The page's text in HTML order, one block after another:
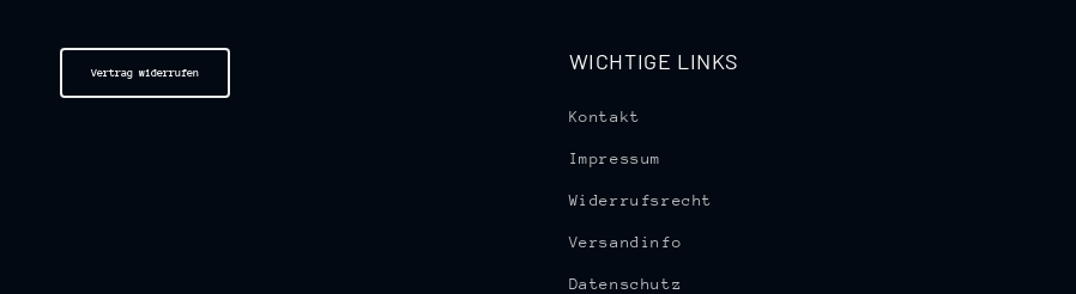
Vertrag widerrufen WICHTIGE LINKS
Kontakt
Impressum
Widerrufsrecht
Versandinfo
Datenschutz